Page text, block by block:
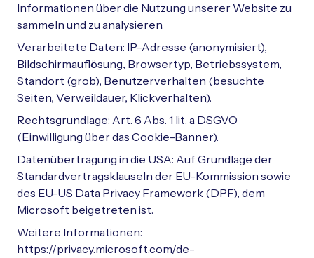
Informationen über die Nutzung unserer Website zu
sammeln und zu analysieren.
Verarbeitete Daten: IP-Adresse (anonymisiert),
Bildschirmauflösung, Browsertyp, Betriebssystem,
Standort (grob), Benutzerverhalten (besuchte
Seiten, Verweildauer, Klickverhalten).
Rechtsgrundlage: Art. 6 Abs. 1 lit. a DSGVO
(Einwilligung über das Cookie-Banner).
Datenübertragung in die USA: Auf Grundlage der
Standardvertragsklauseln der EU-Kommission sowie
des EU-US Data Privacy Framework (DPF), dem
Microsoft beigetreten ist.
Weitere Informationen:
https://privacy.microsoft.com/de-